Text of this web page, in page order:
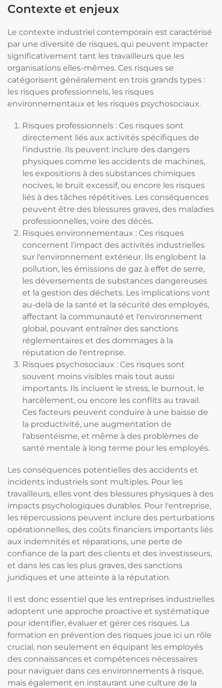
Contexte et enjeux
Le contexte industriel contemporain est caractérisé
par une diversité de risques, qui peuvent impacter
significativement tant les travailleurs que les
organisations elles-mêmes. Ces risques se
catégorisent généralement en trois grands types :
les risques professionnels, les risques
environnementaux et les risques psychosociaux.
Risques professionnels : Ces risques sont
directement liés aux activités spécifiques de
l'industrie. Ils peuvent inclure des dangers
physiques comme les accidents de machines,
les expositions à des substances chimiques
nocives, le bruit excessif, ou encore les risques
liés à des tâches répétitives. Les conséquences
peuvent être des blessures graves, des maladies
professionnelles, voire des décès.
Risques environnementaux : Ces risques
concernent l'impact des activités industrielles
sur l'environnement extérieur. Ils englobent la
pollution, les émissions de gaz à effet de serre,
les déversements de substances dangereuses
et la gestion des déchets. Les implications vont
au-delà de la santé et la sécurité des employés,
affectant la communauté et l'environnement
global, pouvant entraîner des sanctions
réglementaires et des dommages à la
réputation de l'entreprise.
Risques psychosociaux : Ces risques sont
souvent moins visibles mais tout aussi
importants. Ils incluent le stress, le burnout, le
harcèlement, ou encore les conflits au travail.
Ces facteurs peuvent conduire à une baisse de
la productivité, une augmentation de
l'absentéisme, et même à des problèmes de
santé mentale à long terme pour les employés.
Les conséquences potentielles des accidents et
incidents industriels sont multiples. Pour les
travailleurs, elles vont des blessures physiques à des
impacts psychologiques durables. Pour l'entreprise,
les répercussions peuvent inclure des perturbations
opérationnelles, des coûts financiers importants liés
aux indemnités et réparations, une perte de
confiance de la part des clients et des investisseurs,
et dans les cas les plus graves, des sanctions
juridiques et une atteinte à la réputation.
Il est donc essentiel que les entreprises industrielles
adoptent une approche proactive et systématique
pour identifier, évaluer et gérer ces risques. La
formation en prévention des risques joue ici un rôle
crucial, non seulement en équipant les employés
des connaissances et compétences nécessaires
pour naviguer dans ces environnements à risque,
mais également en instaurant une culture de la